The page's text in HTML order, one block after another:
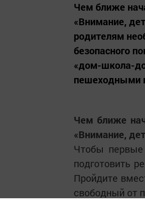
Чем ближе
«Внимание,
родителям
безопасного
«дом-школа-
пешеходными
Чем ближе
«Внимание,
Чтобы первые
подготовить
Пройдите
свободный от